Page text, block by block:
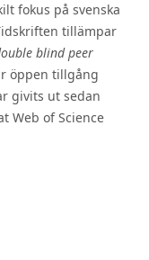
fokus på svenska
tillämpar
blind peer
öppen tillgång
givits ut sedan
Web of Science